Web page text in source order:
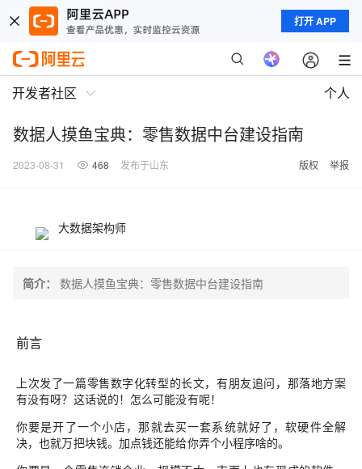
打开 APP
开发者社区 个人
数据人摸鱼宝典：零售数据中台建设指南
2023-08-31 468 发布于山东 版权 举报
大数据架构师
简介： 数据人摸鱼宝典：零售数据中台建设指南
前言
上次发了一篇零售数字化转型的长文，有朋友追问，那落地方案
有没有呀？这话说的！怎么可能没有呢！
你要是开了一个小店，那就去买一套系统就好了，软硬件全解
决，也就万把块钱。加点钱还能给你弄个小程序啥的。